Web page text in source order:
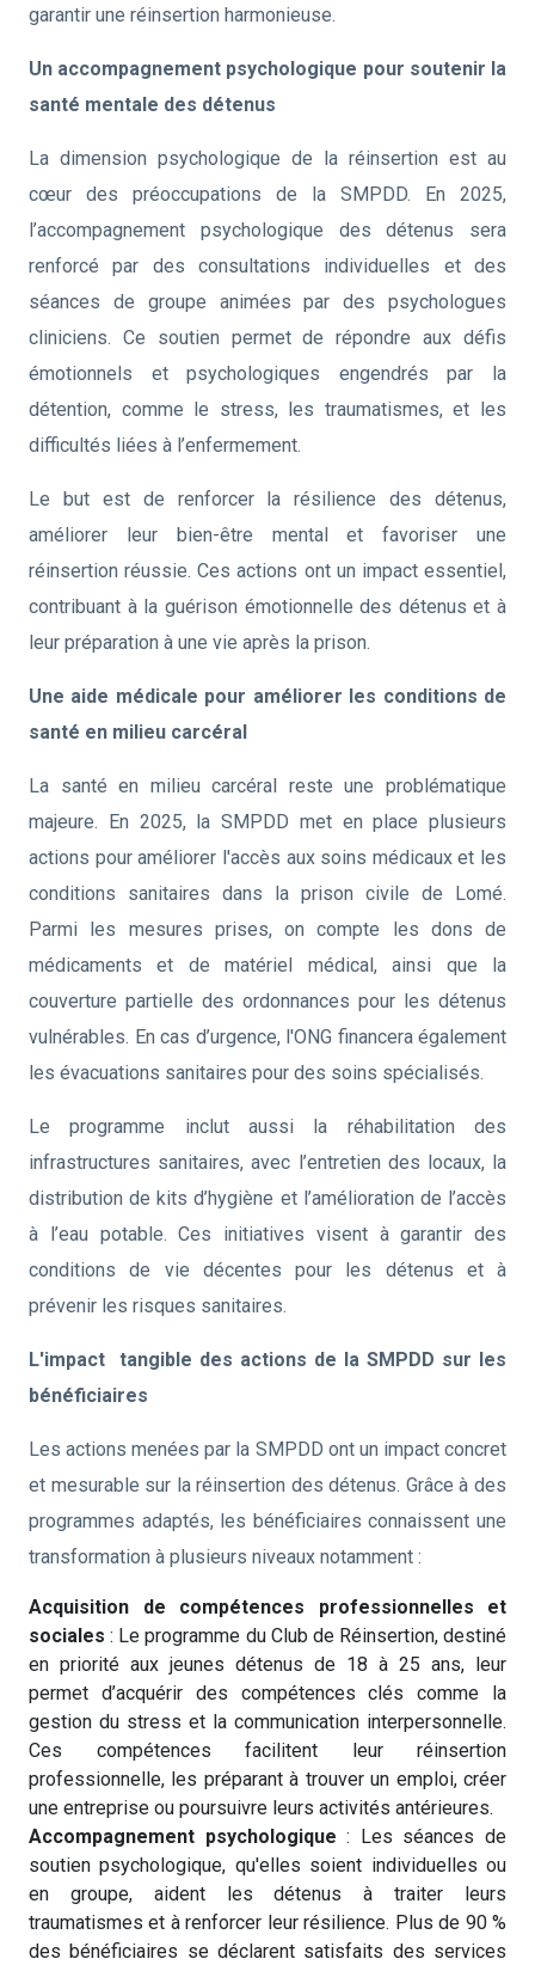
garantir une réinsertion harmonieuse.
Un accompagnement psychologique pour soutenir la
santé mentale des détenus
La dimension psychologique de la réinsertion est au
cœur des préoccupations de la SMPDD. En 2025,
l’accompagnement psychologique des détenus sera
renforcé par des consultations individuelles et des
séances de groupe animées par des psychologues
cliniciens. Ce soutien permet de répondre aux défis
émotionnels et psychologiques engendrés par la
détention, comme le stress, les traumatismes, et les
difficultés liées à l’enfermement.
Le but est de renforcer la résilience des détenus,
améliorer leur bien-être mental et favoriser une
réinsertion réussie. Ces actions ont un impact essentiel,
contribuant à la guérison émotionnelle des détenus et à
leur préparation à une vie après la prison.
Une aide médicale pour améliorer les conditions de
santé en milieu carcéral
La santé en milieu carcéral reste une problématique
majeure. En 2025, la SMPDD met en place plusieurs
actions pour améliorer l'accès aux soins médicaux et les
conditions sanitaires dans la prison civile de Lomé.
Parmi les mesures prises, on compte les dons de
médicaments et de matériel médical, ainsi que la
couverture partielle des ordonnances pour les détenus
vulnérables. En cas d’urgence, l'ONG financera également
les évacuations sanitaires pour des soins spécialisés.
Le programme inclut aussi la réhabilitation des
infrastructures sanitaires, avec l’entretien des locaux, la
distribution de kits d’hygiène et l’amélioration de l’accès
à l’eau potable. Ces initiatives visent à garantir des
conditions de vie décentes pour les détenus et à
prévenir les risques sanitaires.
L'impact tangible des actions de la SMPDD sur les
bénéficiaires
Les actions menées par la SMPDD ont un impact concret
et mesurable sur la réinsertion des détenus. Grâce à des
programmes adaptés, les bénéficiaires connaissent une
transformation à plusieurs niveaux notamment :
Acquisition de compétences professionnelles et
sociales : Le programme du Club de Réinsertion, destiné
en priorité aux jeunes détenus de 18 à 25 ans, leur
permet d’acquérir des compétences clés comme la
gestion du stress et la communication interpersonnelle.
Ces compétences facilitent leur réinsertion
professionnelle, les préparant à trouver un emploi, créer
une entreprise ou poursuivre leurs activités antérieures.
Accompagnement psychologique : Les séances de
soutien psychologique, qu'elles soient individuelles ou
en groupe, aident les détenus à traiter leurs
traumatismes et à renforcer leur résilience. Plus de 90 %
des bénéficiaires se déclarent satisfaits des services